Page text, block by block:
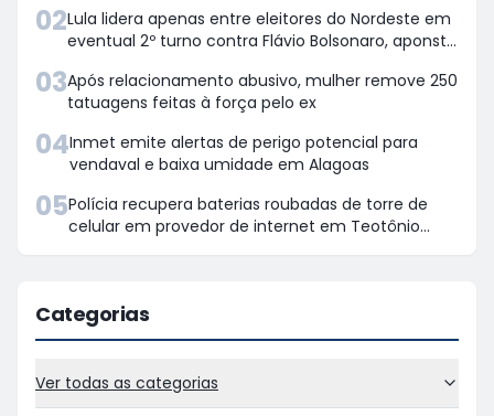
02Lula lidera apenas entre eleitores do Nordeste em
eventual 2º turno contra Flávio Bolsonaro, aponsta
03Após relacionamento abusivo, mulher remove 250
tatuagens feitas à força pelo ex
04Inmet emite alertas de perigo potencial para
vendaval e baixa umidade em Alagoas
05Polícia recupera baterias roubadas de torre de
celular em provedor de internet em Teotônio
Categorias
Ver todas as categorias